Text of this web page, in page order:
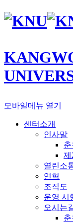
모바일메뉴 열기
센터소개
인사말
제
열린소
연혁
조직도
운영 시
오시는